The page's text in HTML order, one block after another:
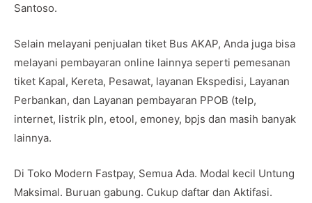
Santoso.
Selain melayani penjualan tiket Bus AKAP, Anda juga bisa
melayani pembayaran online lainnya seperti pemesanan
tiket Kapal, Kereta, Pesawat, layanan Ekspedisi, Layanan
Perbankan, dan Layanan pembayaran PPOB (telp,
internet, listrik pln, etool, emoney, bpjs dan masih banyak
lainnya.
Di Toko Modern Fastpay, Semua Ada. Modal kecil Untung
Maksimal. Buruan gabung. Cukup daftar dan Aktifasi.